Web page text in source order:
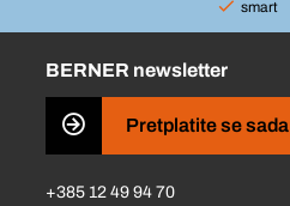
smart
BERNER newsletter
Pretplatite se sada
+385 12 49 94 70